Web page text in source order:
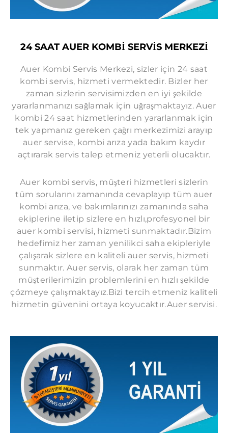
24 SAAT AUER KOMBİ SERVİS MERKEZİ
Auer Kombi Servis Merkezi, sizler için 24 saat
kombi servis, hizmeti vermektedir. Bizler her
zaman sizlerin servisimizden en iyi şekilde
yararlanmanızı sağlamak için uğraşmaktayız. Auer
kombi 24 saat hizmetlerinden yararlanmak için
tek yapmanız gereken çağrı merkezimizi arayıp
auer servise, kombi arıza yada bakım kaydır
açtırarak servis talep etmeniz yeterli olucaktır.
Auer kombi servis, müşteri hizmetleri sizlerin
tüm sorularını zamanında cevaplayıp tüm auer
kombi arıza, ve bakımlarınızı zamanında saha
ekiplerine iletip sizlere en hızlı,profesyonel bir
auer kombi servisi, hizmeti sunmaktadır.Bizim
hedefimiz her zaman yenilikci saha ekipleriyle
çalışarak sizlere en kaliteli auer servis, hizmeti
sunmaktır. Auer servis, olarak her zaman tüm
müşterilerimizin problemlerini en hızlı şekilde
çözmeye çalışmaktayız.Bizi tercih etmeniz kaliteli
hizmetin güvenini ortaya koyucaktır.Auer servisi.